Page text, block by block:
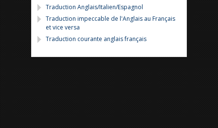
Traduction Anglais/Italien/Espagnol
Traduction impeccable de l'Anglais au Français
et vice versa
Traduction courante anglais français